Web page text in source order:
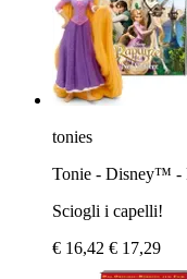
tonies
Tonie - Disney™ -
Sciogli i capelli!
€ 16,42 € 17,29